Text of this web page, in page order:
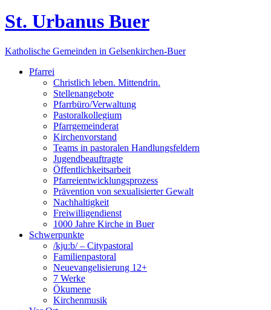
St. Urbanus Buer
Katholische Gemeinden in Gelsenkirchen-Buer
Pfarrei
Christlich leben. Mittendrin.
Stellenangebote
Pfarrbüro/Verwaltung
Pastoralkollegium
Pfarrgemeinderat
Kirchenvorstand
Teams in pastoralen Handlungsfeldern
Jugendbeauftragte
Öffentlichkeitsarbeit
Pfarreientwicklungsprozess
Prävention von sexualisierter Gewalt
Nachhaltigkeit
Freiwilligendienst
1000 Jahre Kirche in Buer
Schwerpunkte
/kju:b/ – Citypastoral
Familienpastoral
Neuevangelisierung 12+
7 Werke
Ökumene
Kirchenmusik